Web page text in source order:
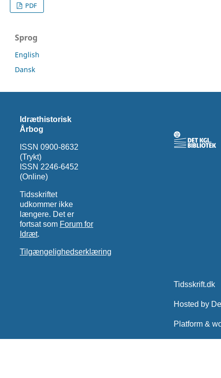
PDF
Sprog
English
Dansk
Idræthistorisk
Årbog
ISSN 0900-8632
(Trykt)
ISSN 2246-6452
(Online)
Tidsskriftet
udkommer ikke
længere. Det er
fortsat som Forum for
Idræt.
Tilgængelighedserklæring